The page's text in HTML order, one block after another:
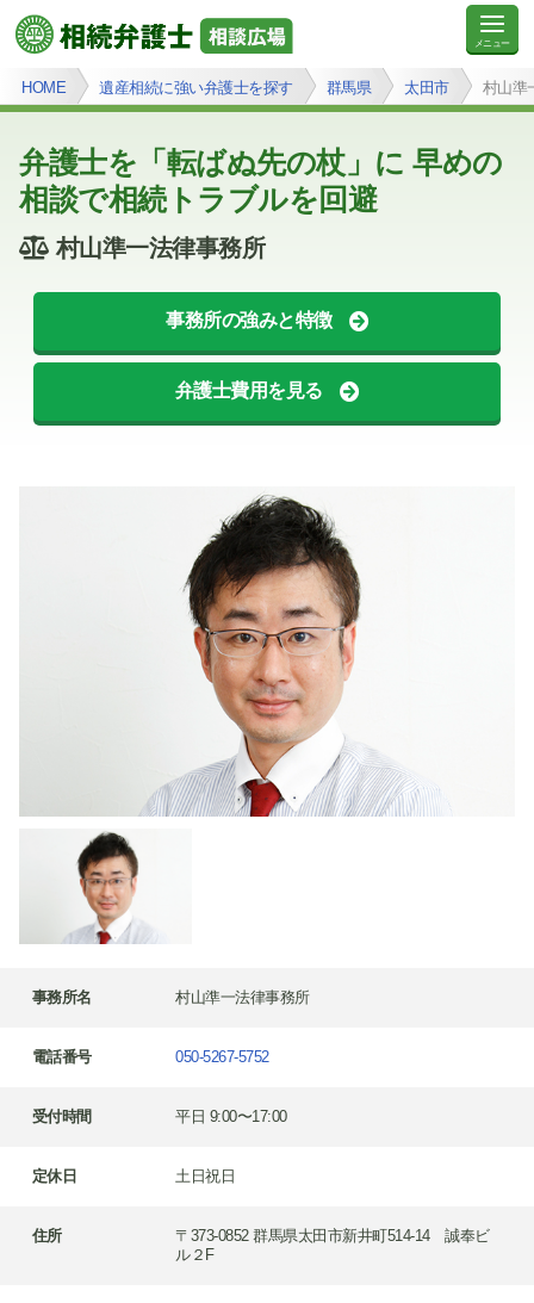
HOME 遺産相続に強い弁護士を探す 群馬県 太田市 村山準
弁護士を「転ばぬ先の杖」に 早めの
相談で相続トラブルを回避
村山準一法律事務所
事務所の強みと特徴
弁護士費用を見る
事務所名 村山準一法律事務所
電話番号 050-5267-5752
受付時間 平日 9:00〜17:00
定休日 土日祝日
住所
〒373-0852 群馬県太田市新井町514-14 誠奉ビ
ル２F